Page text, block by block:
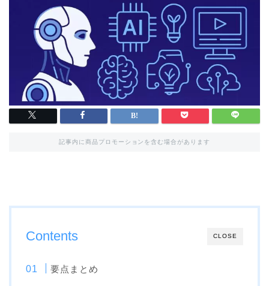
記事内に商品プロモーションを含む場合があります
CLOSE
Contents
要点まとめ